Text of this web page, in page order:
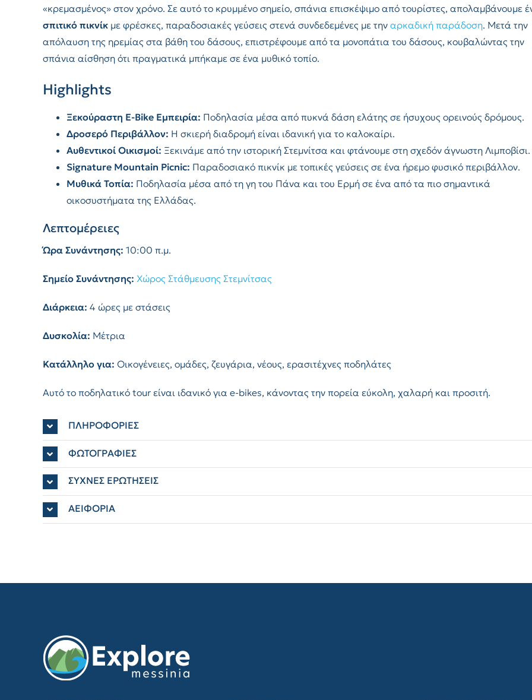
«κρεμασμένος» στον χρόνο. Σε αυτό το κρυμμένο σημείο, σπάνια επισκέψιμο από τουρίστες, απολαμβάνουμε
σπιτικό πικνίκμε φρέσκες, παραδοσιακές γεύσεις στενά συνδεδεμένες με την αρκαδική παράδοση. Μετά την
απόλαυση της ηρεμίας στα βάθη του δάσους, επιστρέφουμε από τα μονοπάτια του δάσους, κουβαλώντας την
σπάνια αίσθηση ότι πραγματικά μπήκαμε σε ένα μυθικό τοπίο.
Highlights
Ξεκούραστη E-Bike Εμπειρία: Ποδηλασία μέσα από πυκνά δάση ελάτης σε ήσυχους ορεινούς δρόμους.
Δροσερό Περιβάλλον: Η σκιερή διαδρομή είναι ιδανική για το καλοκαίρι.
Αυθεντικοί Οικισμοί: Ξεκινάμε από την ιστορική Στεμνίτσα και φτάνουμε στη σχεδόν άγνωστη Λιμποβίσι.
Signature Mountain Picnic: Παραδοσιακό πικνίκ με τοπικές γεύσεις σε ένα ήρεμο φυσικό περιβάλλον.
Μυθικά Τοπία: Ποδηλασία μέσα από τη γη του Πάνα και του Ερμή σε ένα από τα πιο σημαντικά
οικοσυστήματα της Ελλάδας.
Λεπτομέρειες
Ώρα Συνάντησης: 10:00 π.μ.
Σημείο Συνάντησης: Χώρος Στάθμευσης Στεμνίτσας
Διάρκεια: 4 ώρες με στάσεις
Δυσκολία: Μέτρια
Κατάλληλο για: Οικογένειες, ομάδες, ζευγάρια, νέους, ερασιτέχνες ποδηλάτες
Αυτό το ποδηλατικό tour είναι ιδανικό για e-bikes, κάνοντας την πορεία εύκολη, χαλαρή και προσιτή.
ΠΛΗΡΟΦΟΡΙΕΣ
ΦΩΤΟΓΡΑΦΙΕΣ
ΣΥΧΝΕΣ ΕΡΩΤΗΣΕΙΣ
ΑΕΙΦΟΡΙΑ